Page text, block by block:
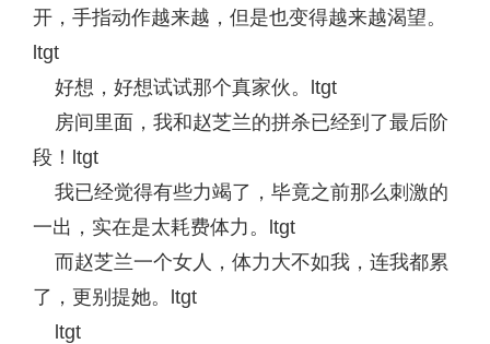
开，手指动作越来越，但是也变得越来越渴望。
ltgt
好想，好想试试那个真家伙。ltgt
房间里面，我和赵芝兰的拼杀已经到了最后阶
段！ltgt
我已经觉得有些力竭了，毕竟之前那么刺激的
一出，实在是太耗费体力。ltgt
而赵芝兰一个女人，体力大不如我，连我都累
了，更别提她。ltgt
ltgt